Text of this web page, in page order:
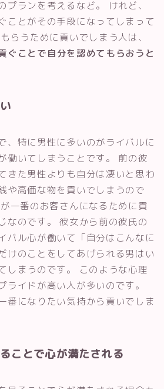
プランを考えるなど。 けれど、
ことがその手段になってしまって
らうために貢いでしまう人は、
ぐことで自分を認めてもらおうと
、特に男性に多いのがライバルに
働いてしまうことです。 前の彼
きた男性よりも自分は凄いと思わ
や高価な物を貢いでしまうので
一番のお客さんになるために貢
なのです。 彼女から前の彼氏の
バル心が働いて「自分はこんなに
けのことをしてあげられる男はい
しまうのです。 このような心理
ライドが高い人が多いのです。
番になりたい気持から貢いでしま
ことで心が満たされる